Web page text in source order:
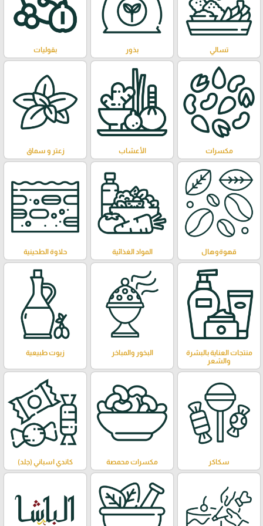
تسالي بذور بقوليات
مكسرات الأعشاب زعتر و سماق
قهوةوهال المواد الغذائية حلاوة الطحينية
منتجات العناية بالبشرة
والشعر
البخور والمباخر زيوت طبيعية
سكاكر مكسرات محمصة كاندي اسباني (جلد)